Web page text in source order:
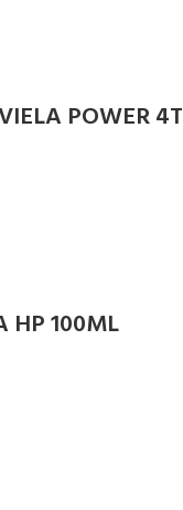
POWER 4T
HP 100ML